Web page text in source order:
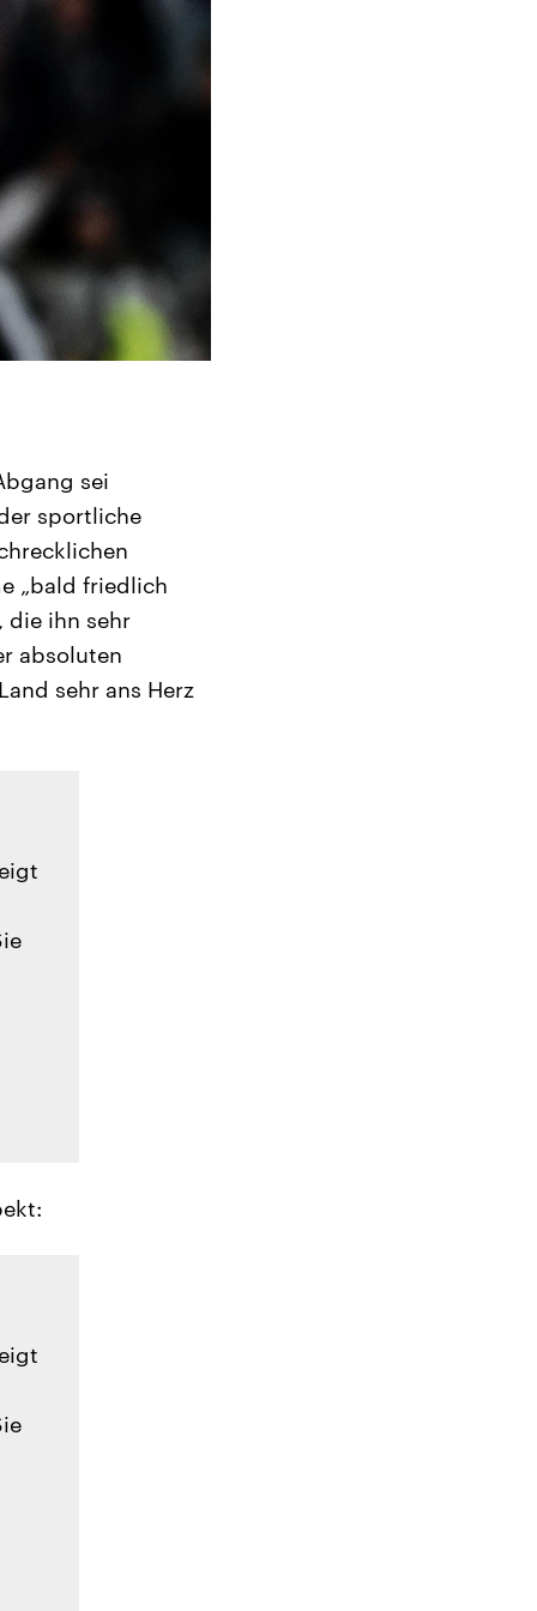
sei
sportliche
„bald friedlich
die ihn sehr
absoluten
sehr ans Herz